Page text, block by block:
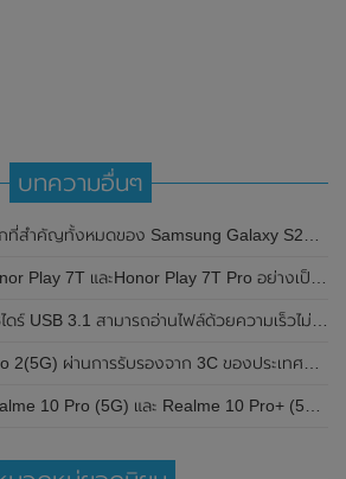
บทความอื่นๆ
ง Samsung Galaxy S21 Series พร้อมเผยวันวันเปิดตัวอย่างเป็นทางการ
Pro อย่างเป็นทางการแล้วในประเทศจีน มาพร้อมหน้าจอแสดงผล 90Hz และชิปเซ็ต Dimensity 6020
3.1 สามารถอ่านไฟล์ด้วยความเร็วไม่น้อยหน้า SSD
รรับรองจาก 3C ของประเทศจีนแล้ว มาพร้อมรองรับการชาร์จไว 40W
10 Pro+ (5G) อย่างเป็นทางการในประเทศไทยแล้ว ราคาเริ่มต้นเพียง 11,999 บาท